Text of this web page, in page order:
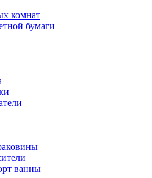
комнат
бумаги
ванны